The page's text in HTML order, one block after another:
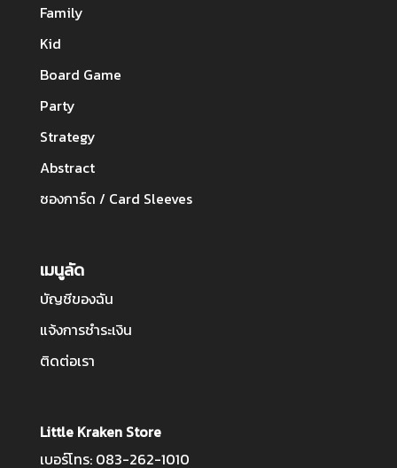
Family
Kid
Board Game
Party
Strategy
Abstract
ซองการ์ด / Card Sleeves
เมนูลัด
บัญชีของฉัน
แจ้งการชำระเงิน
ติดต่อเรา
Little Kraken Store
เบอร์โทร: 083-262-1010